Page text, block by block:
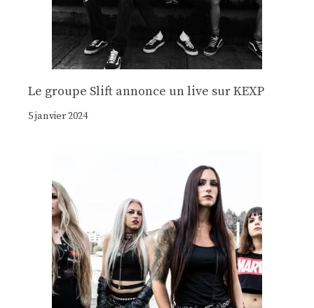
Le groupe Slift annonce un live sur KEXP
5 janvier 2024